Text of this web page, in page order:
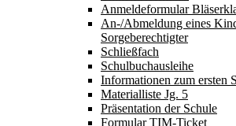
Anmeldeformular
An-/Abmeldung eines
Sorgeberechtigter
Schließfach
Schulbuchausleihe
Informationen zum ersten
Materialliste Jg. 5
Präsentation der Schule
Formular TIM-Ticket